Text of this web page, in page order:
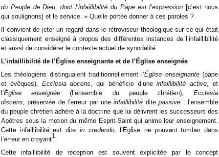
du Peuple de Dieu, dont l’infaillibilité du Pape est l’expression [c’est nous
qui soulignons] et le service. » Quelle portée donner à ces paroles ?
Il convient de jeter un regard dans le rétroviseur théologique sur ce qui était
classiquement enseigné à propos des différentes instances de l’infaillibilité
et aussi de considérer le contexte actuel de synodalité.
L’infaillibilité de l’Église enseignante et de l’Église enseignée
Les théologiens distinguaient traditionnellement l’Église enseignante(pape
et évêques), Ecclesia docens, qui bénéficie d’uneinfaillibilité active, et
l’Église enseignée (l’ensemble du peuple chrétien),Ecclesia
discens, préservée de l’erreur par uneinfaillibilité ditepassive : l’ensemble
du peuple chrétien adhère à la doctrine que lui délivrent les successeurs des
Apôtres sous la motion du même Esprit-Saint qui anime leur enseignement.
Cette infaillibilité est dite in credendo,
l’Église ne pouvant tomber dans
l’erreur en croyant1.
Cette infaillibilité de réception est souvent explicitée par le concept